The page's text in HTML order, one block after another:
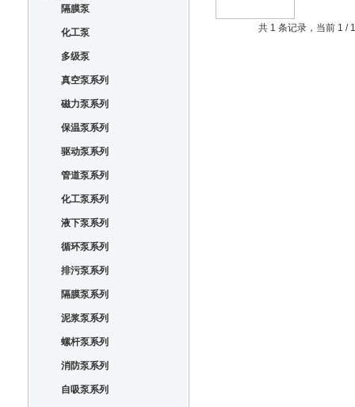
隔膜泵
化工泵
多级泵
真空泵系列
磁力泵系列
保温泵系列
驱动泵系列
管道泵系列
化工泵系列
液下泵系列
循环泵系列
排污泵系列
隔膜泵系列
泥浆泵系列
螺杆泵系列
消防泵系列
自吸泵系列
共 1 条记录，当前 1